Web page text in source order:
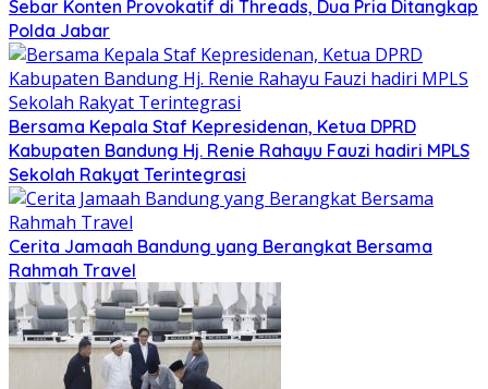
Sebar Konten Provokatif di Threads, Dua Pria Ditangkap
Polda Jabar
Bersama Kepala Staf Kepresidenan, Ketua DPRD
Kabupaten Bandung Hj. Renie Rahayu Fauzi hadiri MPLS
Sekolah Rakyat Terintegrasi
Cerita Jamaah Bandung yang Berangkat Bersama
Rahmah Travel